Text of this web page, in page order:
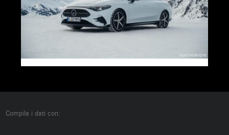
Compila i dati con: